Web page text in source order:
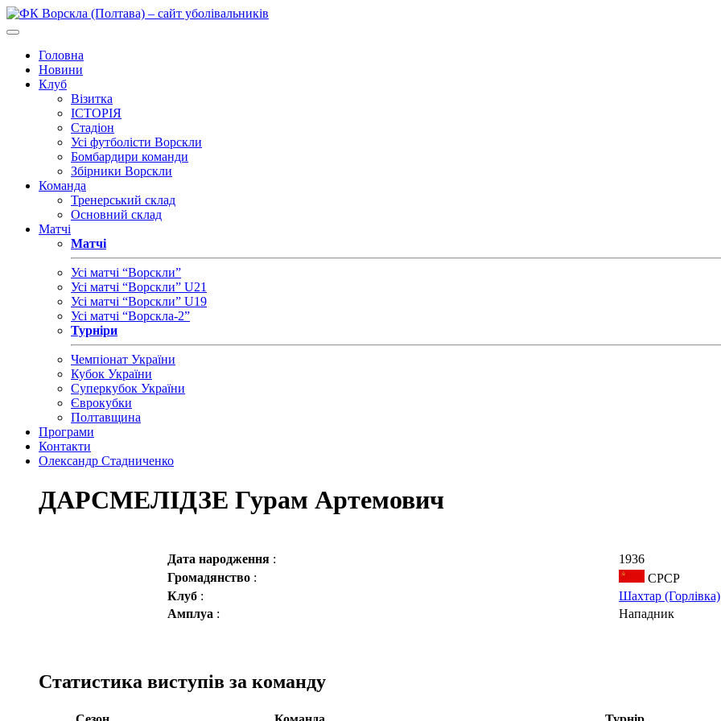
Головна
Новини
Клуб
Візитка
ІСТОРІЯ
Стадіон
Усі футболісти Ворскли
Бомбардири команди
Збірники Ворскли
Команда
Тренерський склад
Основний склад
Матчі
Матчі
Усі матчі “Ворскли”
Усі матчі “Ворскли” U21
Усі матчі “Ворскли” U19
Усі матчі “Ворскла-2”
Турніри
Чемпіонат України
Кубок України
Суперкубок України
Єврокубки
Полтавщина
Програми
Контакти
Олександр Стадниченко
ДАРСМЕЛІДЗЕ Гурам Артемович
Дата народження :
1936
Громадянство :
СРСР
Клуб :
Шахтар (Горлівка)
Амплуа : Нападник
Статистика виступів за команду